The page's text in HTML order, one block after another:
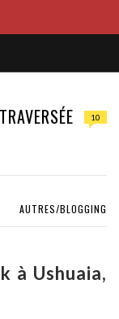
10
AUTRES/BLOGGING
à Ushuaia,